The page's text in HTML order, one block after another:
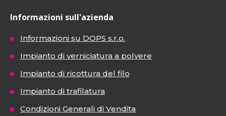
Informazioni sull'azienda
Informazioni su DOPS s.r.o.
Impianto di verniciatura a polvere
Impianto di ricottura del filo
Impianto di trafilatura
Condizioni Generali di Vendita